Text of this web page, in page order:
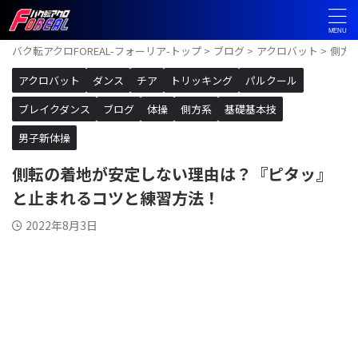
バク転アクロFOREAL-フォーリア-トップ > ブログ > アクロバット > 側方
アクロバット
ダンス チア トリッキング
パルクール
ブレイクダンス
ブログ 体操 側方系
基礎基本技
男子新体操
側転の着地が安定しない理由は？『ピタッ』
と止まれるコツと練習方法！
2022年8月3日